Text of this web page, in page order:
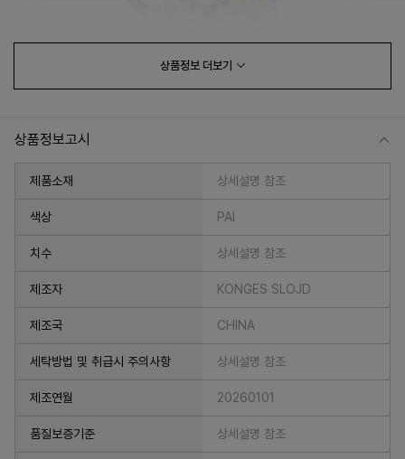
상품정보 더보기
상품정보고시
제품소재 상세설명 참조
색상 PAI
치수 상세설명 참조
제조자 KONGES SLOJD
제조국 CHINA
세탁방법 및 취급시 주의사항 상세설명 참조
제조연월 20260101
품질보증기준 상세설명 참조